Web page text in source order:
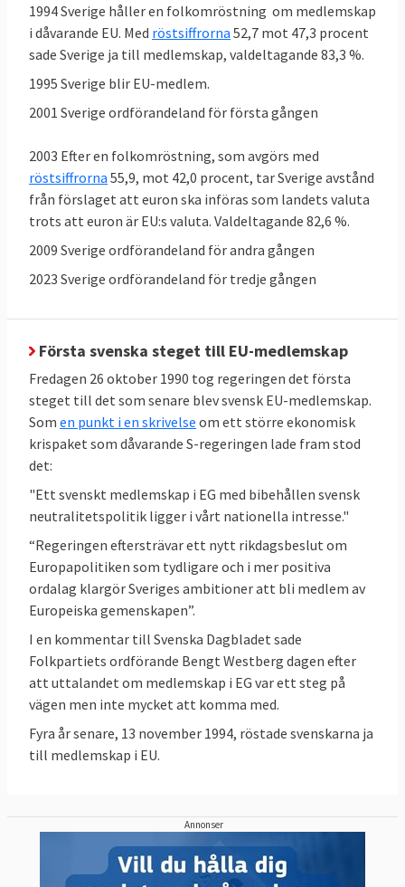
Sverige kritiseras för rättsliga brister
Sverige röstar som regel för nya EU-lagar i
ministerrådet, men ibland har Sverige
pekar i flera fall på att införandet av lagarna
i svensk rätt dröjt allt för länge, eller att de
införts på felaktigt sätt. Vid årsskiftet 31
december 2024 hade kommissionen 43
pågåendeöverträdelseförfaranden mot
Sverige, en process som kan sluta i EU-
Sverige ofta bland de främsta
Sverige tillhör de rikare EU-länderna och är
regel bland de främsta ländernai jämförande
studier eller statistik som rördemokrati,
pressfrihet,låg korruption
jämställdhet mellan könen,budgetbalans
EU:s sociala resultattavla,
sysselsättningsgrad,klimatmål,forskning
och utveckling ochinnovationsförmåga
mer – se nedan.
1994 Sverige håller en folkomröstning om medlemskap
i dåvarande EU. Med röstsiffrorna 52,7 mot 47,3 procent
sade Sverige ja till medlemskap, valdeltagande 83,3 %.
1995 Sverige blir EU-medlem.
2001 Sverige ordförandeland för första gången
2003 Efter en folkomröstning, som avgörs med
röstsiffrorna 55,9, mot 42,0 procent, tar Sverige avstånd
från förslaget att euron ska införas som landets valuta
trots att euron är EU:s valuta. Valdeltagande 82,6 %.
2009 Sverige ordförandeland för andra gången
2023 Sverige ordförandeland för tredje gången
Första svenska steget till EU-medlemskap
Fredagen 26 oktober 1990 tog regeringen det första
steget till det som senare blev svensk EU-medlemskap.
Som en punkt i en skrivelse om ett större ekonomisk
krispaket som dåvarande S-regeringen lade fram stod
det:
"Ett svenskt medlemskap i EG med bibehållen svensk
neutralitetspolitik ligger i vårt nationella intresse."
“Regeringen eftersträvar ett nytt rikdagsbeslut om
Europapolitiken som tydligare och i mer positiva
ordalag klargör Sveriges ambitioner att bli medlem av
Europeiska gemenskapen”.
I en kommentar till Svenska Dagbladet sade
Folkpartiets ordförande Bengt Westberg dagen efter
att uttalandet om medlemskap i EG var ett steg på
vägen men inte mycket att komma med.
Fyra år senare, 13 november 1994, röstade svenskarna ja
till medlemskap i EU.
Annonser